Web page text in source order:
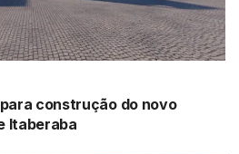
construção do novo
Itaberaba